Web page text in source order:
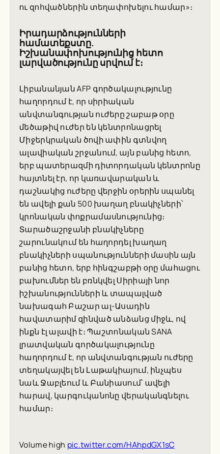
ու զոհվածներին տեղափոխելու համար»։
Իրադարձությունների
համատեքստը.
Իշխանափոխությունից հետո
լարվածությունը սրվում է։
Լիբանանյան AFP գործակալությունը
հաղորդում է, որ սիրիական
անվտանգության ուժերը շաբաթ օրը
մեծաթիվ ուժեր են կենտրոնացրել
Միջերկրական ծովի ափին գտնվող
ալավիական շրջանում, այն բանից հետո,
երբ պատերազմի դիտորդական կենտրոնը
հայտնել էր, որ կառավարական և
դաշնակից ուժերը վերջին օրերին սպանել
են ավելի քան 500 խաղաղ բնակիչների՝
կրոնական փոքրամասնությունից։
Տարածաշրջանի բնակիչները
շարունակում են հաղորդել խաղաղ
բնակիչների սպանությունների մասին այն
բանից հետո, երբ հինգշաբթի օրը մահացու
բախումներ են բռնկվել Սիրիայի նոր
իշխանությունների և տապալված
նախագահ Բաշար ալ-Ասադին
հավատարիմ զինված անձանց միջև, ով
ինքն էլ ալավի է։ Պաշտոնական SANA
լրատվական գործակալությունը
հաղորդում է, որ անվտանգության ուժերը
տեղակայվել են Լաթակիայում, ինչպես
նաև Ջաբլեում և Բանիասում՝ ավելի
հարավ, կարգուկանոնը վերականգնելու
համար։
Volume high pic.twitter.com/HAhpdGX1sC